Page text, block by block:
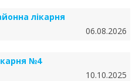
лікарня
06.08.2026
№4
10.10.2025